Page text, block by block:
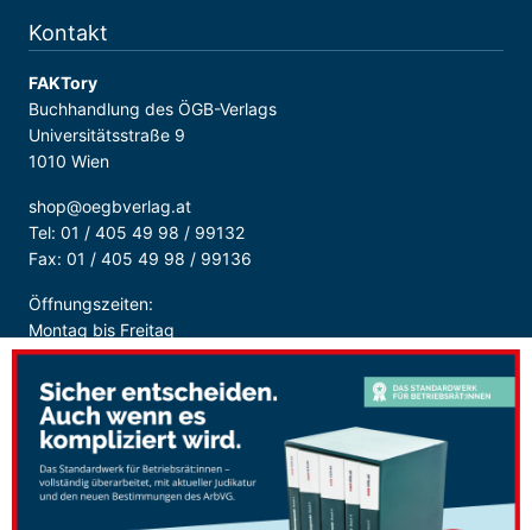
Kontakt
FAKTory
Buchhandlung des ÖGB-Verlags
Universitätsstraße 9
1010 Wien
shop@oegbverlag.at
Tel: 01 / 405 49 98 / 99132
Fax: 01 / 405 49 98 / 99136
Öffnungszeiten:
Montag bis Freitag
9:00 - 18:00 Uhr
durchgehend
Sicher Bezahlen: